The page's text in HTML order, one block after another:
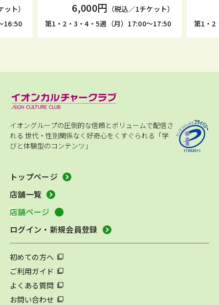
ト）
16:50
6,000円 （税込／1チケット）
第1・2・3・4・5週（月）17:00～17:50
第1・2
イオングループの圧倒的な信頼とボリュームで配信さ
れる 世代・性別関係なく好奇心をくすぐられる「学
びと体験型のコンテンツ」
トップページ
店舗一覧
店舗ページ
ログイン・新規会員登録
初めての方へ
ご利用ガイド
よくある質問
お問い合わせ